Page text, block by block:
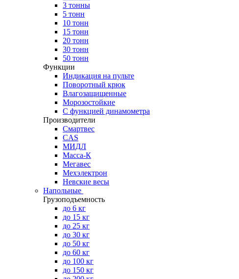
3 тонны
5 тонн
10 тонн
15 тонн
20 тонн
30 тонн
50 тонн
Функции
Индикация на пульте
Поворотный крюк
Влагозащищенные
Морозостойкие
С функцией динамометра
Производители
Смартвес
CAS
МИДЛ
Масса-К
Мегавес
Мехэлектрон
Невские весы
Напольные
Грузоподъемность
до 6 кг
до 15 кг
до 25 кг
до 30 кг
до 50 кг
до 60 кг
до 100 кг
до 150 кг